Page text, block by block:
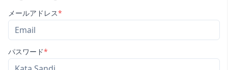
メールアドレス*
(必須)
パスワード*
(必須)